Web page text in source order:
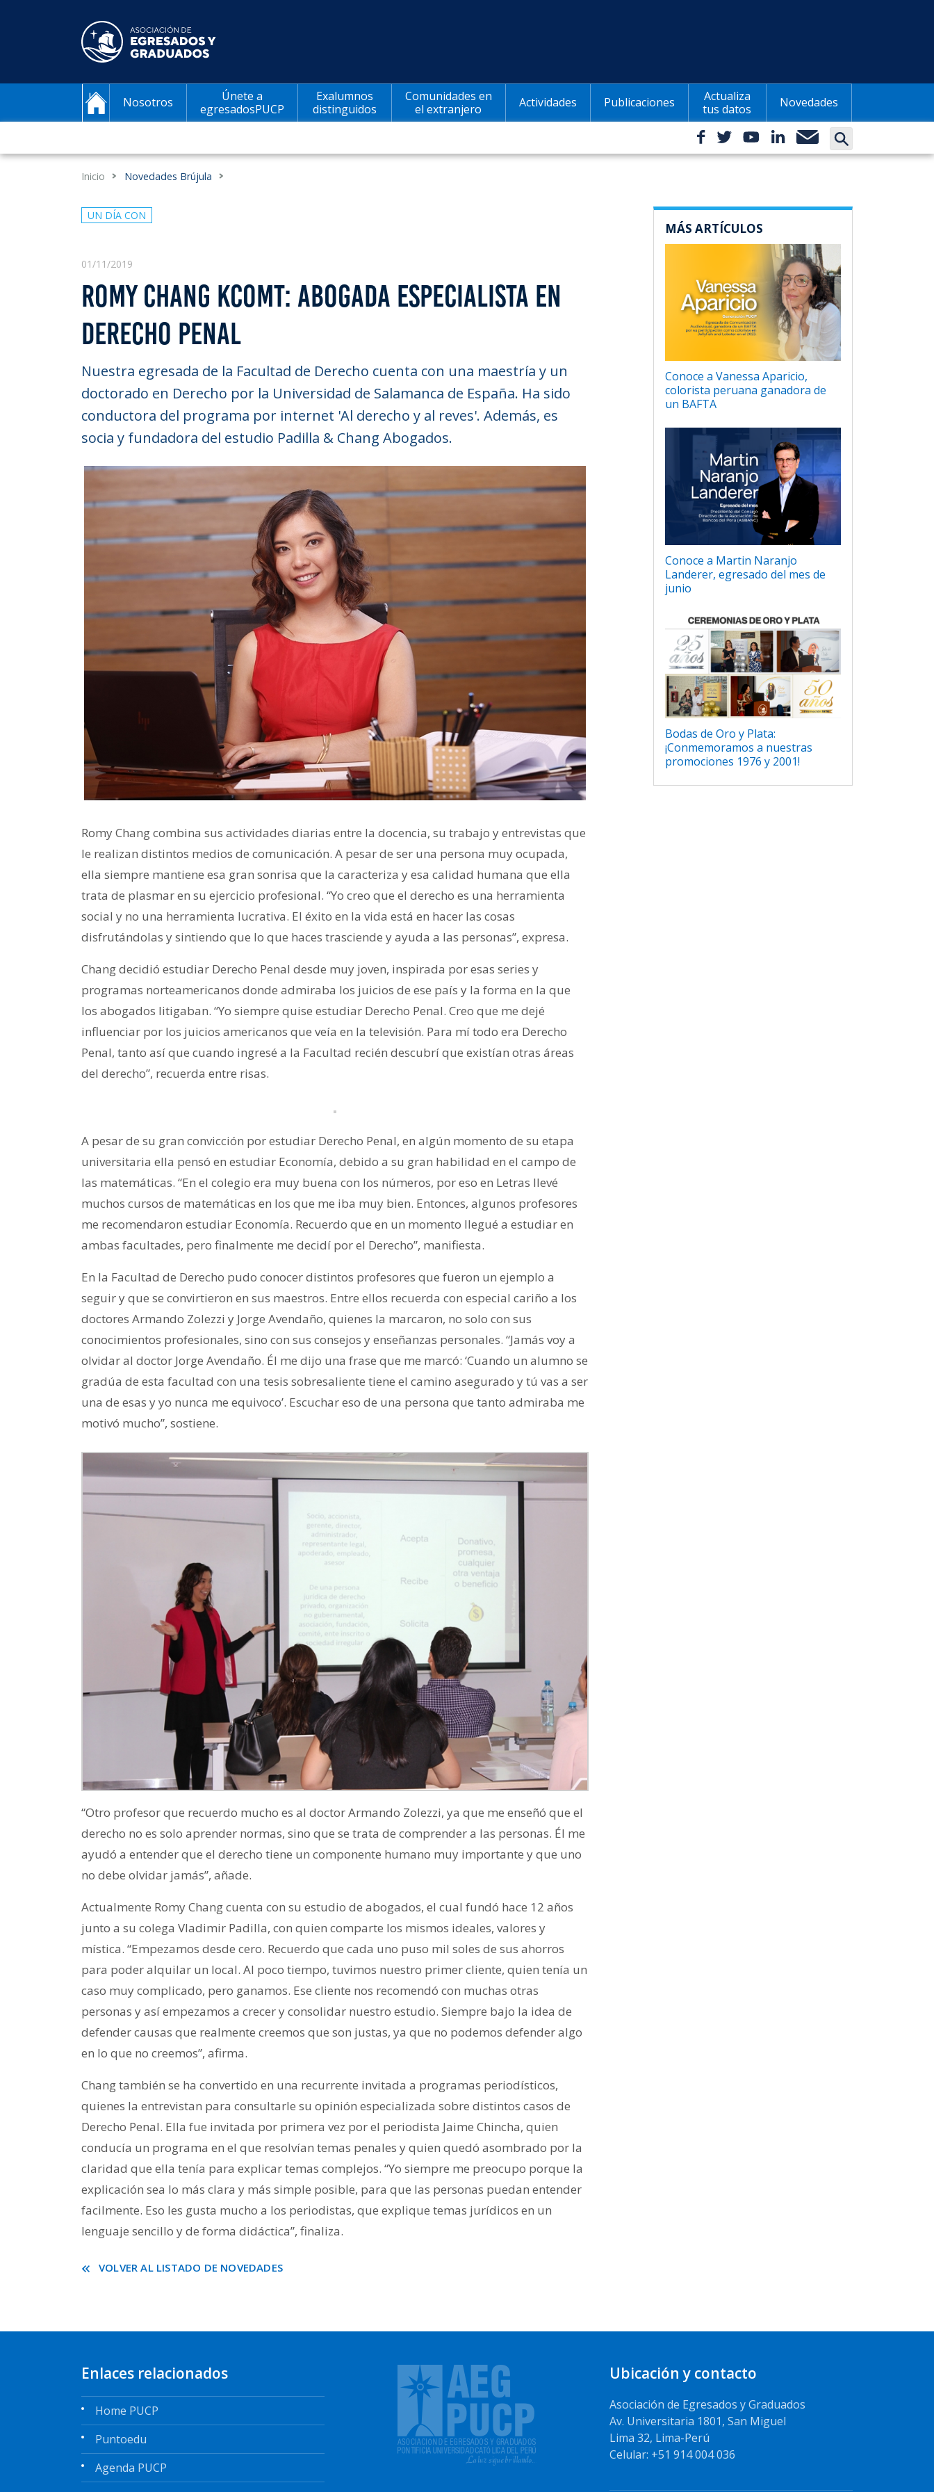
Nosotros
Únete a
egresadosPUCP
Exalumnos
distinguidos
Comunidades en
el extranjero
Actividades Publicaciones
Actualiza
tus datos
Novedades
Inicio Novedades Brújula
UN DÍA CON
01/11/2019
ROMY CHANG KCOMT: ABOGADA ESPECIALISTA EN
DERECHO PENAL
Nuestra egresada de la Facultad de Derecho cuenta con una maestría y un
doctorado en Derecho por la Universidad de Salamanca de España. Ha sido
conductora del programa por internet 'Al derecho y al reves'. Además, es
socia y fundadora del estudio Padilla & Chang Abogados.
Romy Chang combina sus actividades diarias entre la docencia, su trabajo y entrevistas que
le realizan distintos medios de comunicación. A pesar de ser una persona muy ocupada,
ella siempre mantiene esa gran sonrisa que la caracteriza y esa calidad humana que ella
trata de plasmar en su ejercicio profesional. “Yo creo que el derecho es una herramienta
social y no una herramienta lucrativa. El éxito en la vida está en hacer las cosas
disfrutándolas y sintiendo que lo que haces trasciende y ayuda a las personas”, expresa.
Chang decidió estudiar Derecho Penal desde muy joven, inspirada por esas series y
programas norteamericanos donde admiraba los juicios de ese país y la forma en la que
los abogados litigaban. “Yo siempre quise estudiar Derecho Penal. Creo que me dejé
influenciar por los juicios americanos que veía en la televisión. Para mí todo era Derecho
Penal, tanto así que cuando ingresé a la Facultad recién descubrí que existían otras áreas
del derecho”, recuerda entre risas.
A pesar de su gran convicción por estudiar Derecho Penal, en algún momento de su etapa
universitaria ella pensó en estudiar Economía, debido a su gran habilidad en el campo de
las matemáticas. “En el colegio era muy buena con los números, por eso en Letras llevé
muchos cursos de matemáticas en los que me iba muy bien. Entonces, algunos profesores
me recomendaron estudiar Economía. Recuerdo que en un momento llegué a estudiar en
ambas facultades, pero finalmente me decidí por el Derecho”, manifiesta.
En la Facultad de Derecho pudo conocer distintos profesores que fueron un ejemplo a
seguir y que se convirtieron en sus maestros. Entre ellos recuerda con especial cariño a los
doctores Armando Zolezzi y Jorge Avendaño, quienes la marcaron, no solo con sus
conocimientos profesionales, sino con sus consejos y enseñanzas personales. “Jamás voy a
olvidar al doctor Jorge Avendaño. Él me dijo una frase que me marcó: ‘Cuando un alumno se
gradúa de esta facultad con una tesis sobresaliente tiene el camino asegurado y tú vas a ser
una de esas y yo nunca me equivoco’. Escuchar eso de una persona que tanto admiraba me
motivó mucho”, sostiene.
“Otro profesor que recuerdo mucho es al doctor Armando Zolezzi, ya que me enseñó que el
derecho no es solo aprender normas, sino que se trata de comprender a las personas. Él me
ayudó a entender que el derecho tiene un componente humano muy importante y que uno
no debe olvidar jamás”, añade.
Actualmente Romy Chang cuenta con su estudio de abogados, el cual fundó hace 12 años
junto a su colega Vladimir Padilla, con quien comparte los mismos ideales, valores y
mística. “Empezamos desde cero. Recuerdo que cada uno puso mil soles de sus ahorros
para poder alquilar un local. Al poco tiempo, tuvimos nuestro primer cliente, quien tenía un
caso muy complicado, pero ganamos. Ese cliente nos recomendó con muchas otras
personas y así empezamos a crecer y consolidar nuestro estudio. Siempre bajo la idea de
defender causas que realmente creemos que son justas, ya que no podemos defender algo
en lo que no creemos”, afirma.
Chang también se ha convertido en una recurrente invitada a programas periodísticos,
quienes la entrevistan para consultarle su opinión especializada sobre distintos casos de
Derecho Penal. Ella fue invitada por primera vez por el periodista Jaime Chincha, quien
conducía un programa en el que resolvían temas penales y quien quedó asombrado por la
claridad que ella tenía para explicar temas complejos. “Yo siempre me preocupo porque la
explicación sea lo más clara y más simple posible, para que las personas puedan entender
facilmente. Eso les gusta mucho a los periodistas, que explique temas jurídicos en un
lenguaje sencillo y de forma didáctica”, finaliza.
VOLVER AL LISTADO DE NOVEDADES
MÁS ARTÍCULOS
Conoce a Vanessa Aparicio,
colorista peruana ganadora de
un BAFTA
Conoce a Martin Naranjo
Landerer, egresado del mes de
junio
Bodas de Oro y Plata:
¡Conmemoramos a nuestras
promociones 1976 y 2001!
Enlaces relacionados
Home PUCP
Puntoedu
Agenda PUCP
Ubicación y contacto
Asociación de Egresados y Graduados
Av. Universitaria 1801, San Miguel
Lima 32, Lima-Perú
Celular: +51 914 004 036